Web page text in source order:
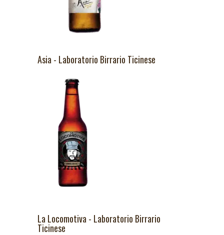
Asia - Laboratorio Birrario Ticinese
La Locomotiva - Laboratorio Birrario
Ticinese